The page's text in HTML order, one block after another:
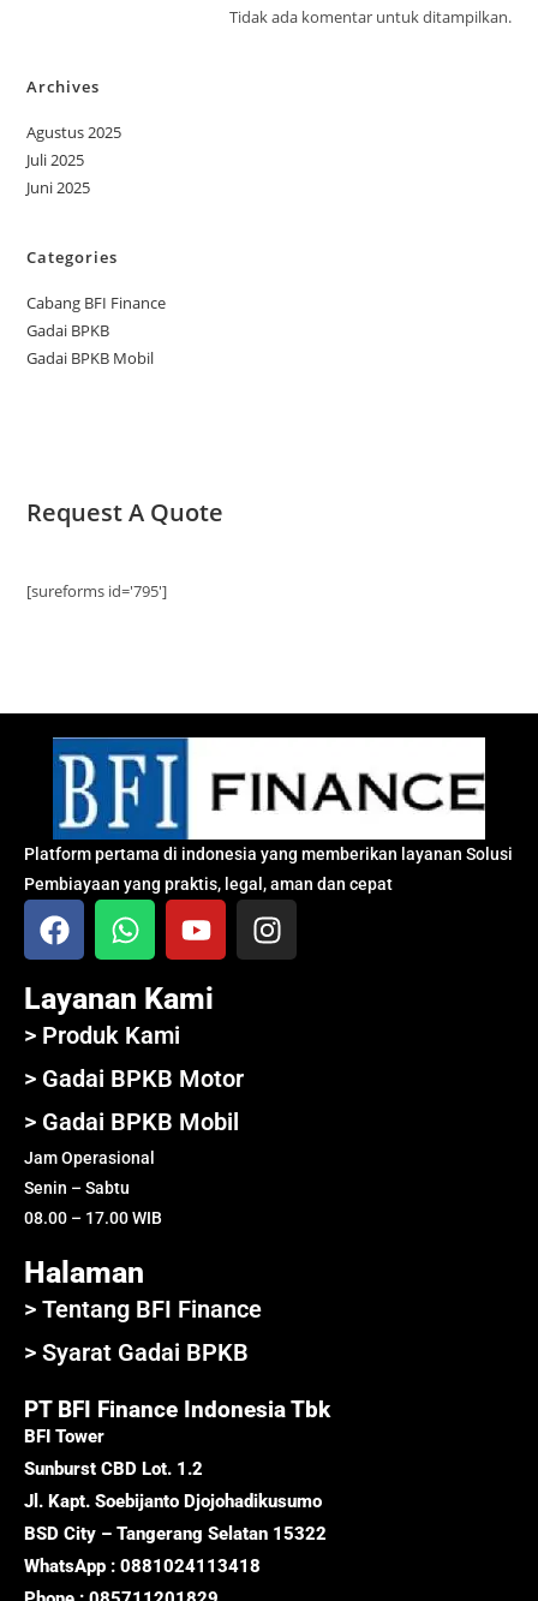
Tidak ada komentar untuk ditampilkan.
Archives
Agustus 2025
Juli 2025
Juni 2025
Categories
Cabang BFI Finance
Gadai BPKB
Gadai BPKB Mobil
Request A Quote
[sureforms id='795']
Platform pertama di indonesia yang memberikan layanan Solusi
Pembiayaan yang praktis, legal, aman dan cepat
Layanan Kami
> Produk Kami
> Gadai BPKB Motor
> Gadai BPKB Mobil
Jam Operasional
Senin – Sabtu
08.00 – 17.00 WIB
Halaman
> Tentang BFI Finance
> Syarat Gadai BPKB
PT BFI Finance Indonesia Tbk
BFI Tower
Sunburst CBD Lot. 1.2
Jl. Kapt. Soebijanto Djojohadikusumo
BSD City – Tangerang Selatan 15322
WhatsApp : 0881024113418